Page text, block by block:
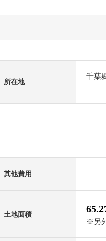
所在地
千葉
其他費用
土地面積
※另